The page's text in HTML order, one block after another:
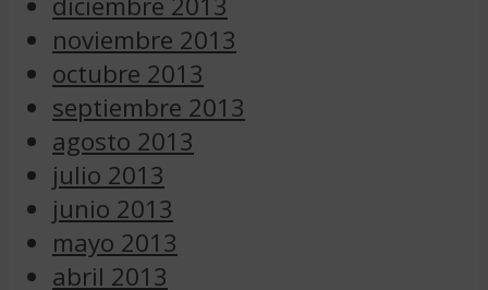
noviembre 2013
octubre 2013
septiembre 2013
agosto 2013
julio 2013
junio 2013
mayo 2013
abril 2013